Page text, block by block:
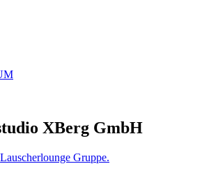
XBerg GmbH
Lauscherlounge Gruppe.